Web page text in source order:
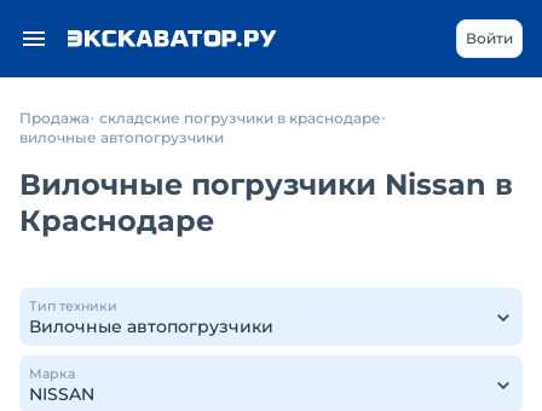
Войти
Продажа складские погрузчики в краснодаре
вилочные автопогрузчики
Вилочные погрузчики Nissan в
Краснодаре
Тип техники
Марка